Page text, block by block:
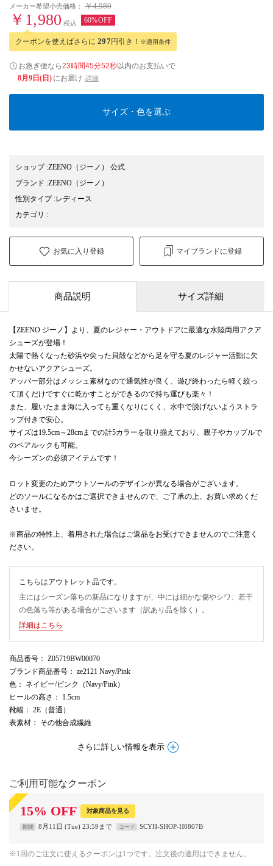
メーカー希望小売価格： ￥4,980
￥1,980 税込 60%OFF
クーポンを使えばさらに 297円引き！ ※適用条件
お急ぎ便なら23時間45分51秒以内のお支払いで
8月9日(日) にお届け 詳細
サイズ・色を選ぶ
ショップ:ZEENO（ジーノ） 公式
ブランド :ZEENO （ジーノ）
性別タイプ:レディース
カテゴリ :
お気に入り登録 マイブランドに登録
商品説明 サイズ詳細
【ZEENO ジーノ】より、夏のレジャー・アウトドアに最適な水陸両用アクア
シューズが登場！
太陽で熱くなった砂浜や尖った貝殻などから足を守る夏のレジャー活動に欠
かせないアクアシューズ。
アッパー部分はメッシュ素材なので通気性が良く、遊び終わったら軽く絞っ
て頂くだけですぐに乾かすことができるので持ち運びも楽々！
また、履いたまま海に入っても重くなりにくく、水中で脱げないようストラ
ップ付きで安心。
サイズは19.5cm～28cmまでの計5カラーを取り揃えており、親子やカップルで
のペアルックも可能。
今シーズンの必須アイテムです！
ロット変更のためアウトソールのデザインが異なる場合がございます。
どのソールになるかはご選択できませんので、ご了承の上、お買い求めくだ
さいませ。
※商品の特性上、着用された場合はご返品をお受けできませんのでご注意く
ださい。
こちらはアウトレット品です。
主にはシーズン落ちの新品になりますが、中には細かな傷やシワ、若干
の色落ち等がある場合がございます（訳あり品を除く）。
詳細はこちら
商品番号 ： Z05719BW00070
ブランド商品番号 ： ze2121 Navy/Pink
色 ： ネイビー/ピンク（Navy/Pink）
ヒールの高さ ： 1.5cm
靴幅 ： 2E（普通）
表素材 ： その他合成繊維
さらに詳しい情報を表示
ご利用可能なクーポン
15% OFF 対象商品を見る
期間 8月11日 (Tue) 23:59まで コード SCYH-SHOP-H0807B
※1回のご注文に使えるクーポンは1つです。注文後の適用はできません。